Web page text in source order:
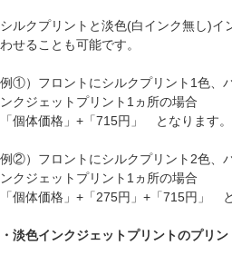
シルクプリントと淡色(白インク無し)イ
わせることも可能です。
例①）フロントにシルクプリント1色、
ンクジェットプリント1ヵ所の場合
「個体価格」+「715円」 となります。
例②）フロントにシルクプリント2色、
ンクジェットプリント1ヵ所の場合
「個体価格」+「275円」+「715円」
・淡色インクジェットプリントのプリ